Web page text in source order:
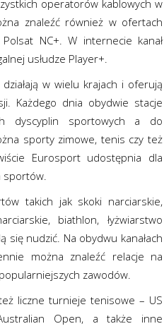
operatorów kablowych w
znaleźć również w ofertach
NC+. W internecie kanał
usłudze Player+.
w wielu krajach i oferują
Każdego dnia obydwie stacje
dyscyplin sportowych a do
sporty zimowe, tenis czy też
Eurosport udostępnia dla
sportów.
takich jak skoki narciarskie,
biathlon, łyżwiarstwo
się nudzić. Na obydwu kanałach
można znaleźć relacje na
zawodów.
liczne turnieje tenisowe – US
Open, a także inne